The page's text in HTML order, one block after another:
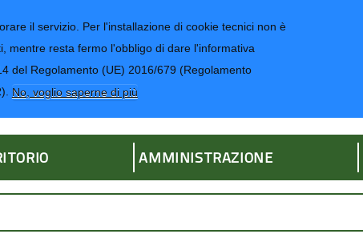
il servizio. Per l'installazione di cookie tecnici non è
mentre resta fermo l'obbligo di dare l'informativa
del Regolamento (UE) 2016/679 (Regolamento
No, voglio saperne di più
AMMINISTRAZIONE